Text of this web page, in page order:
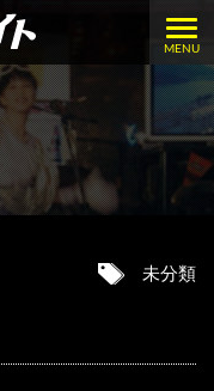
MENU
未分類